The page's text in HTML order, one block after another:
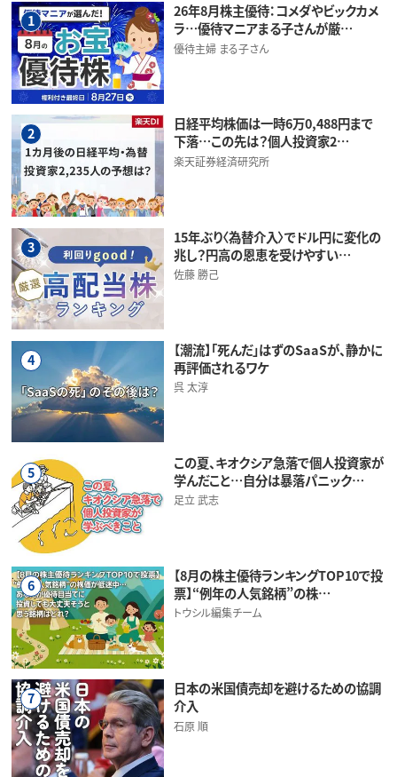
1
26年8月株主優待：コメダやビックカメ
ラ…優待マニアまる子さんが厳…
優待主婦 まる子さん
2
日経平均株価は一時6万0,488円まで
下落…この先は？個人投資家2…
楽天証券経済研究所
3
15年ぶり〈為替介入〉でドル円に変化の
兆し？円高の恩恵を受けやすい…
佐藤 勝己
4
【潮流】「死んだ」はずのSaaSが、静かに
再評価されるワケ
呉 太淳
5
この夏、キオクシア急落で個人投資家が
学んだこと…自分は暴落パニック…
足立 武志
6
【8月の株主優待ランキングTOP10で投
票】“例年の人気銘柄”の株…
トウシル編集チーム
7
日本の米国債売却を避けるための協調
介入
石原 順